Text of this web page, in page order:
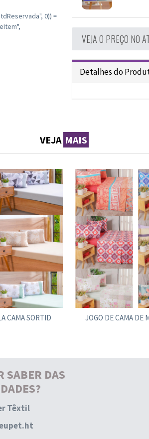
0)) =
VEJA O PREÇO NO
Detalhes do
VEJA MAIS
CAMA SORTID JOGO DE CAMA DE
SABER DAS
Têxtil